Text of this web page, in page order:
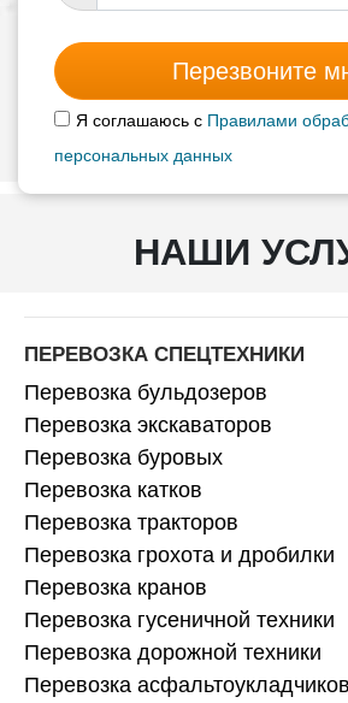
Перезвоните
Я соглашаюсь с Правилами
персональных данных
НАШИ
ПЕРЕВОЗКА СПЕЦТЕХНИКИ
Перевозка бульдозеров
Перевозка экскаваторов
Перевозка буровых
Перевозка катков
Перевозка тракторов
Перевозка грохота и дробилки
Перевозка кранов
Перевозка гусеничной техники
Перевозка дорожной техники
Перевозка асфальтоукладчиков